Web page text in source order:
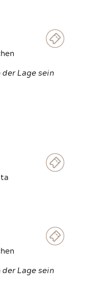
der Lage sein
der Lage sein